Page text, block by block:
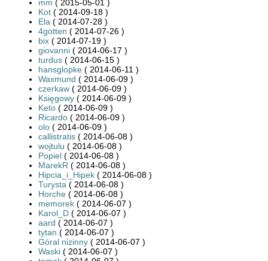
mm ( 2015-05-01 )
Kot ( 2014-09-18 )
Ela ( 2014-07-28 )
4gotten ( 2014-07-26 )
bix ( 2014-07-19 )
giovanni ( 2014-06-17 )
turdus ( 2014-06-15 )
hansglopke ( 2014-06-11 )
Waxmund ( 2014-06-09 )
czerkaw ( 2014-06-09 )
Księgowy ( 2014-06-09 )
Keto ( 2014-06-09 )
Ricardo ( 2014-06-09 )
olo ( 2014-06-09 )
callistratis ( 2014-06-08 )
wojtulu ( 2014-06-08 )
Popiel ( 2014-06-08 )
MarekR ( 2014-06-08 )
Hipcia_i_Hipek ( 2014-06-08 )
Turysta ( 2014-06-08 )
Horche ( 2014-06-08 )
memorek ( 2014-06-07 )
Karol_D ( 2014-06-07 )
aard ( 2014-06-07 )
tytan ( 2014-06-07 )
Góral nizinny ( 2014-06-07 )
Waski ( 2014-06-07 )